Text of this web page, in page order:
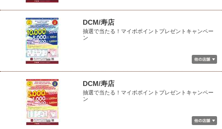
DCM/寿店
抽選で当たる！マイボポイントプレゼントキャンペー
ン
DCM/寿店
抽選で当たる！マイボポイントプレゼントキャンペー
ン